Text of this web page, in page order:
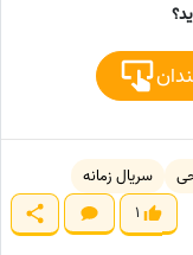
سریال زمانه
1